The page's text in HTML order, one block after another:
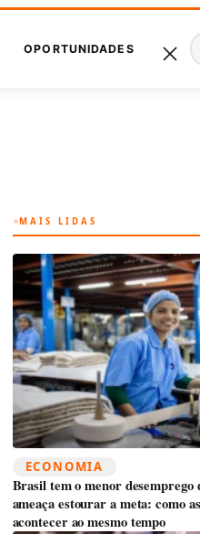
OPORTUNIDADES
MAIS LIDAS
ECONOMIA
Brasil tem o menor desemprego
ameaça estourar a meta: como
acontecer ao mesmo tempo